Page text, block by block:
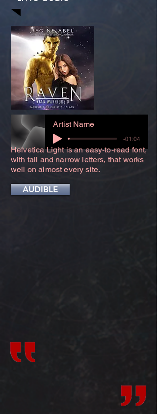
Artist Name
-01:04
Helvetica Light is an easy-to-read font,
with tall and narrow letters, that works
well on almost every site.
AUDIBLE